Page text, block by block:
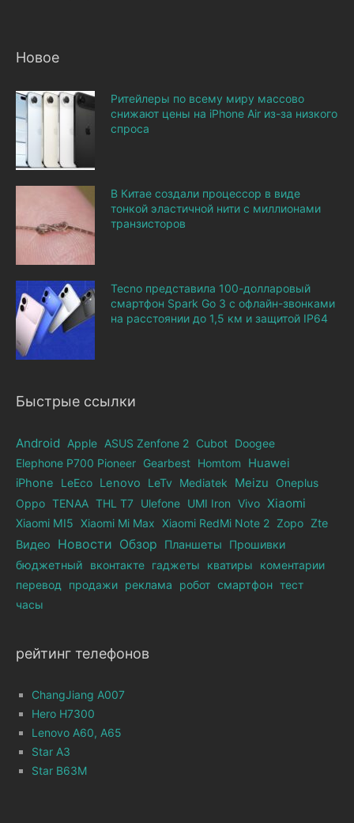
Новое
Ритейлеры по всему миру массово
снижают цены на iPhone Air из-за низкого
спроса
В Китае создали процессор в виде
тонкой эластичной нити с миллионами
транзисторов
Tecno представила 100-долларовый
смартфон Spark Go 3 с офлайн-звонками
на расстоянии до 1,5 км и защитой IP64
Быстрые ссылки
Android Apple ASUS Zenfone 2 Cubot Doogee
Elephone Р700 Pioneer Gearbest Homtom
Huawei
iPhone
LeEco Lenovo LeTv Mediatek Meizu
Oneplus
Oppo TENAA THL T7 Ulefone UMI Iron Vivo Xiaomi
Xiaomi MI5 Xiaomi Mi Max Xiaomi RedMi Note 2 Zopo Zte
Видео Новости Обзор Планшеты
Прошивки
бюджетный
вконтакте гаджеты кватиры
коментарии
перевод
продажи реклама робот смартфон тест
часы
рейтинг телефонов
ChangJiang A007
Hero H7300
Lenovo A60, A65
Star A3
Star B63M